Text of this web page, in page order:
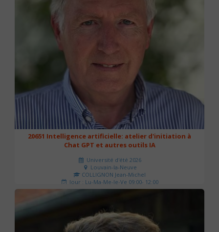
20651 Intelligence artificielle: atelier d'initiation à
Chat GPT et autres outils IA
Université d'été 2026
Louvain-la-Neuve
COLLIGNON Jean-Michel
Jour : Lu-Ma-Me-Je-Ve 09:00- 12:00
Nombre de séances : 2